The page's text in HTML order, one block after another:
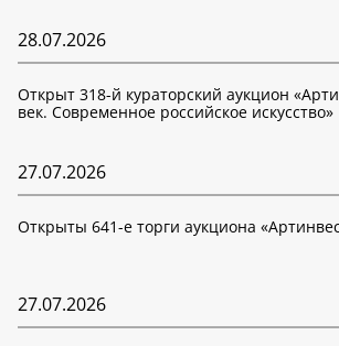
28.07.2026
Открыт 318-й кураторский аукцион
век. Современное российское искусство»
27.07.2026
Открыты 641-е торги аукциона
27.07.2026